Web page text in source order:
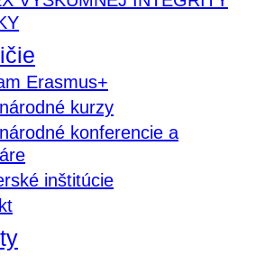
Erasmus+
kurzy
konferencie a
inštitúcie